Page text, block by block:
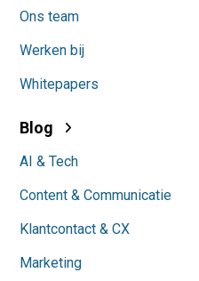
Ons team
Werken bij
Whitepapers
Blog
AI & Tech
Content & Communicatie
Klantcontact & CX
Marketing